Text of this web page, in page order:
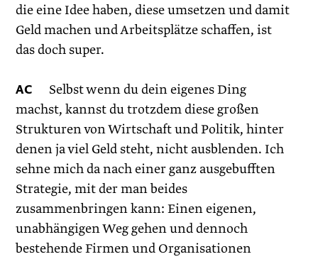
die eine Idee haben, diese umsetzen und damit
Geld machen und Arbeitsplätze schaffen, ist
das doch super.
AC Selbst wenn du dein eigenes Ding
machst, kannst du trotzdem diese großen
Strukturen von Wirtschaft und Politik, hinter
denen ja viel Geld steht, nicht ausblenden. Ich
sehne mich da nach einer ganz ausgebufften
Strategie, mit der man beides
zusammenbringen kann: Einen eigenen,
unabhängigen Weg gehen und dennoch
bestehende Firmen und Organisationen